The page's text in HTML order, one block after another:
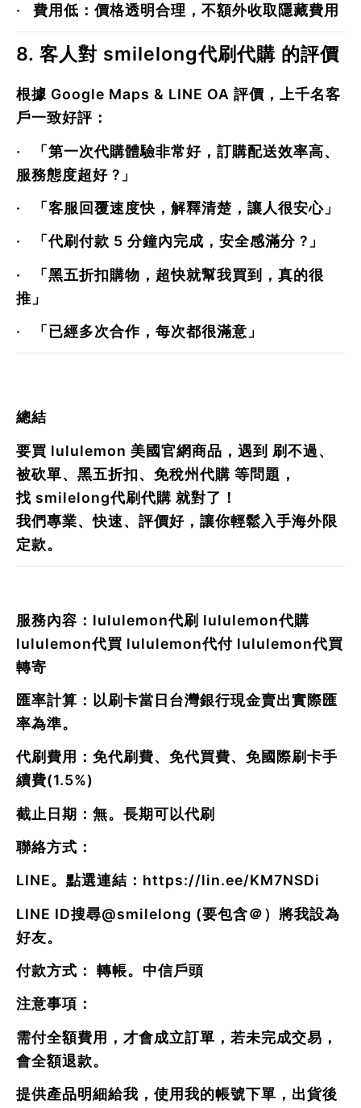
· 費用低 ：價格透明合理，不額外收取隱藏費用
8. 客人對 smilelong代刷代購 的評價
根據 Google Maps & LINE OA 評價，上千名客
戶一致好評：
·
「第一次代購體驗非常好，訂購配送效率高、
服務態度超好 ?」
·
「客服回覆速度快，解釋清楚，讓人很安心」
·
「代刷付款 5 分鐘內完成，安全感滿分 ?」
·
「黑五折扣購物，超快就幫我買到，真的很
推」
·
「已經多次合作，每次都很滿意」
總結
要買 lululemon 美國官網商品，遇到 刷不過、
被砍單、黑五折扣、免稅州代購 等問題，
找 smilelong代刷代購 就對了！
我們專業、快速、評價好，讓你輕鬆入手海外限
定款。
服務內容：lululemon代刷 lululemon代購
lululemon代買 lululemon代付 lululemon代買
轉寄
匯率計算：以刷卡當日台灣銀行現金賣出實際匯
率為準。
代刷費用：免代刷費、免代買費、免國際刷卡手
續費(1.5%)
截止日期：無。長期可以代刷
聯絡方式：
LINE。點選連結： https://lin.ee/KM7NSDi
LINE ID搜尋@smilelong (要包含＠）將我設為
好友。
付款方式： 轉帳。中信戶頭
注意事項：
需付全額費用，才會成立訂單，若未完成交易，
會全額退款。
提供產品明細給我，使用我的帳號下單，出貨後